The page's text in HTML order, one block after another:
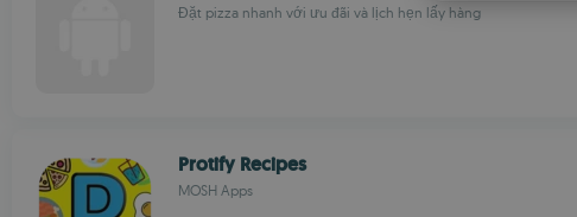
Đặt pizza nhanh với ưu đãi và lịch hẹn lấy hàng
Protify Recipes
MOSH Apps